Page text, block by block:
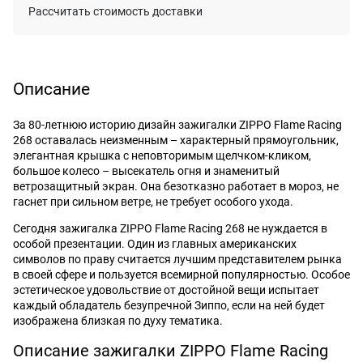
Рассчитать стоимость доставки
Описание
За 80-летнюю историю дизайн зажигалки ZIPPO Flame Racing
268 оставалась неизменным – характерный прямоугольник,
элегантная крышка с неповторимым щелчком-кликом,
большое колесо – высекатель огня и знаменитый
ветрозащитный экран. Она безотказно работает в мороз, не
гаснет при сильном ветре, не требует особого ухода.
Сегодня зажигалка ZIPPO Flame Racing 268 не нуждается в
особой презентации. Один из главных американских
символов по праву считается лучшим представителем рынка
в своей сфере и пользуется всемирной популярностью. Особое
эстетическое удовольствие от достойной вещи испытает
каждый обладатель безупречной Зиппо, если на ней будет
изображена близкая по духу тематика.
Описание зажигалки ZIPPO Flame Racing